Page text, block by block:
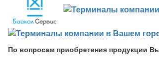
По вопросам приобретения продукции